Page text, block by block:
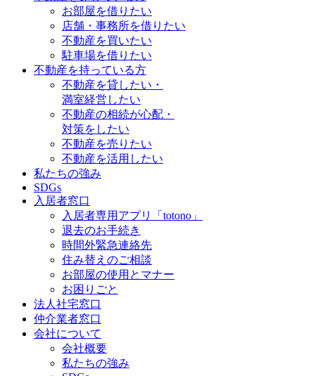
お部屋を借りたい
店舗・事務所を借りたい
不動産を買いたい
駐車場を借りたい
不動産を持っている方
不動産を貸したい・
満室経営したい
不動産の相続が心配・
対策をしたい
不動産を売りたい
不動産を活用したい
私たちの強み
SDGs
入居者窓口
入居者専用アプリ「totono」
退去のお手続き
時間外緊急連絡先
住み替えのご相談
お部屋の使用とマナー
お困りごと
法人社宅窓口
仲介業者窓口
会社について
会社概要
私たちの強み